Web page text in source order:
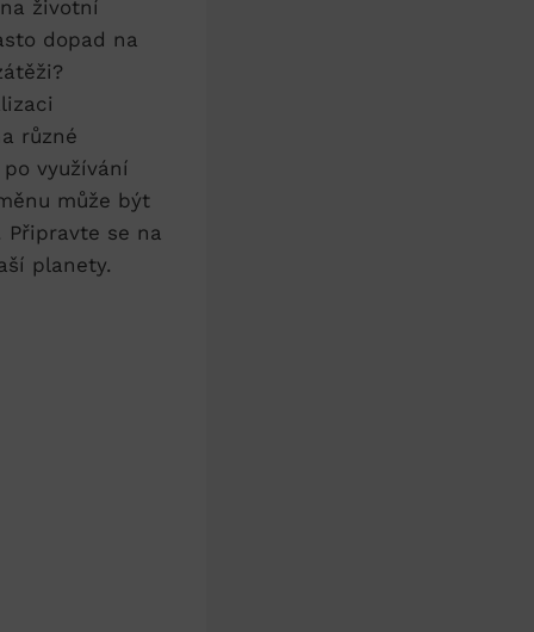
životní
dopad ‍na
různé
využívání
⁢může být
se⁤ na
planety.